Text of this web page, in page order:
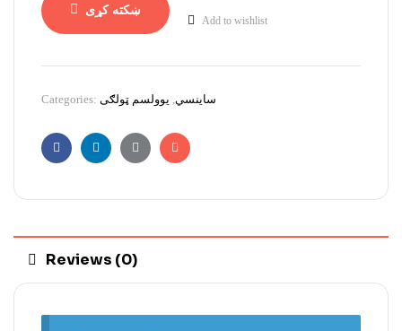
ښکته کړی
Add to wishlist
Categories: ساینسي, یوولسم ټولګی
FacebookLinkedinGoogle+Email
Reviews (0)